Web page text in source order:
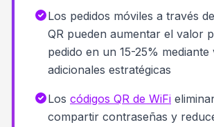
Los pedidos móviles a través
QR pueden aumentar el valor
pedido en un 15-25% mediante
adicionales estratégicas
Los códigos QR de WiFi
compartir contraseñas y